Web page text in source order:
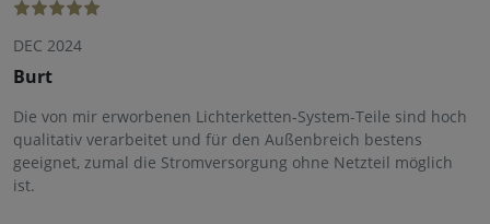
DEC 2024
Burt
Die von mir erworbenen Lichterketten-System-Teile sind hoch
qualitativ verarbeitet und für den Außenbreich bestens
geeignet, zumal die Stromversorgung ohne Netzteil möglich
ist.